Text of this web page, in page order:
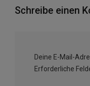
Schreibe einen
Deine E-Mail-
Erforderliche